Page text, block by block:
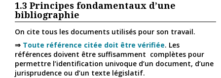
1.3 Principes fondamentaux d’une
bibliographie
On cite tous les documents utilisés pour son travail.
⇒ Toute référence citée doit être vérifiée. Les
références doivent être suffisamment complètes pour
permettre l’identification univoque d’un document, d’une
jurisprudence ou d’un texte législatif.